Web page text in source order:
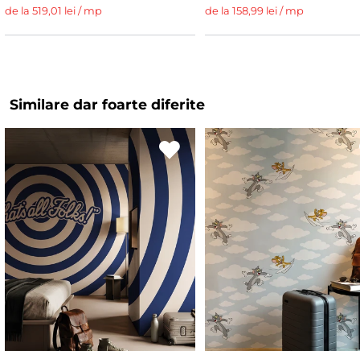
de la 519,01 lei / mp de la 158,99 lei / mp
Similare dar foarte diferite